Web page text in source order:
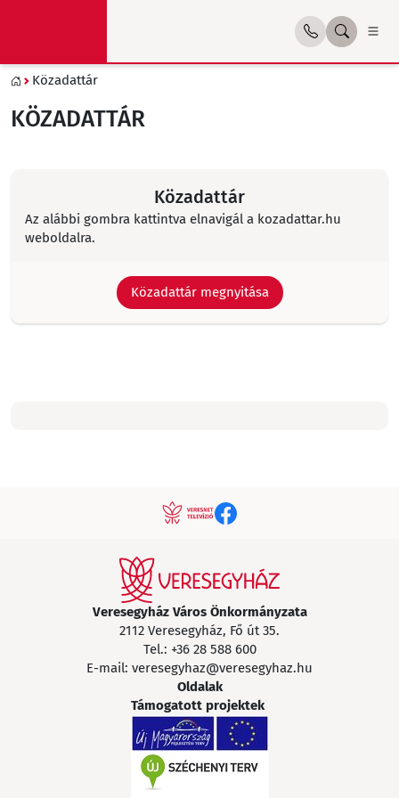
Közadattár
KÖZADATTÁR
Közadattár
Az alábbi gombra kattintva elnavigál a kozadattar.hu
weboldalra.
Közadattár megnyitása
Veresegyház Város Önkormányzata
2112 Veresegyház, Fő út 35.
Tel.: +36 28 588 600
E-mail: veresegyhaz@veresegyhaz.hu
Oldalak
Támogatott projektek